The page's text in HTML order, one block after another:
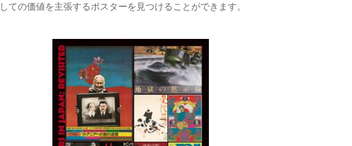
ての価値を主張するポスターを見つけることができます。